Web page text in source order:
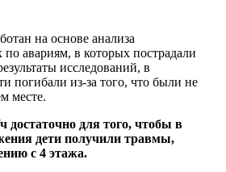
на основе анализа
по авариям, в которых пострадали
исследований, в
погибали из-за того, что были не
месте.
достаточно для того, чтобы в
дети получили травмы,
с 4 этажа.